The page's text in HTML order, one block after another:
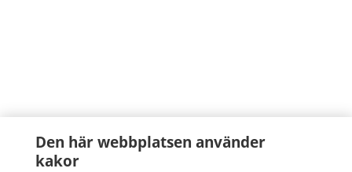
Den här webbplatsen använder
kakor